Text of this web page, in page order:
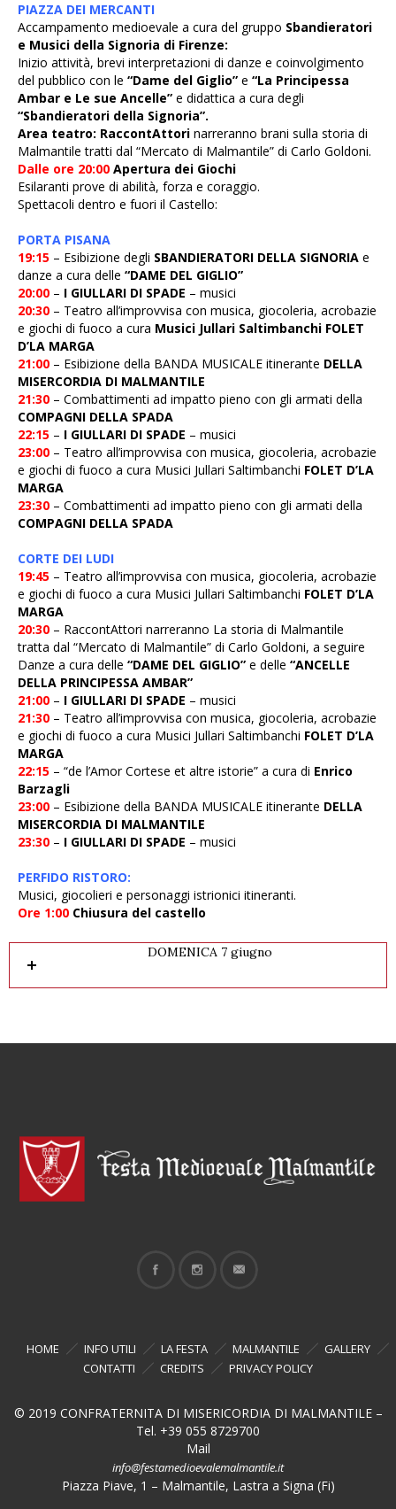
PIAZZA DEI MERCANTI
Accampamento medioevale a cura del gruppo Sbandieratori
e Musici della Signoria di Firenze:
Inizio attività, brevi interpretazioni di danze e coinvolgimento
del pubblico con le “Dame del Giglio” e “La Principessa
Ambar e Le sue Ancelle” e didattica a cura degli
“Sbandieratori della Signoria”.
Area teatro: RaccontAttori narreranno brani sulla storia di
Malmantile tratti dal “Mercato di Malmantile” di Carlo Goldoni.
Dalle ore 20:00 Apertura dei Giochi
Esilaranti prove di abilità, forza e coraggio.
Spettacoli dentro e fuori il Castello:
PORTA PISANA
19:15 – Esibizione degli SBANDIERATORI DELLA SIGNORIA e
danze a cura delle “DAME DEL GIGLIO”
20:00 – I GIULLARI DI SPADE – musici
20:30 – Teatro all’improvvisa con musica, giocoleria, acrobazie
e giochi di fuoco a cura Musici Jullari Saltimbanchi FOLET
D’LA MARGA
21:00 – Esibizione della BANDA MUSICALE itinerante DELLA
MISERCORDIA DI MALMANTILE
21:30 – Combattimenti ad impatto pieno con gli armati della
COMPAGNI DELLA SPADA
22:15 – I GIULLARI DI SPADE – musici
23:00 – Teatro all’improvvisa con musica, giocoleria, acrobazie
e giochi di fuoco a cura Musici Jullari Saltimbanchi FOLET D’LA
MARGA
23:30 – Combattimenti ad impatto pieno con gli armati della
COMPAGNI DELLA SPADA
CORTE DEI LUDI
19:45 – Teatro all’improvvisa con musica, giocoleria, acrobazie
e giochi di fuoco a cura Musici Jullari Saltimbanchi FOLET D’LA
MARGA
20:30 – RaccontAttori narreranno La storia di Malmantile
tratta dal “Mercato di Malmantile” di Carlo Goldoni, a seguire
Danze a cura delle “DAME DEL GIGLIO” e delle “ANCELLE
DELLA PRINCIPESSA AMBAR”
21:00 – I GIULLARI DI SPADE – musici
21:30 – Teatro all’improvvisa con musica, giocoleria, acrobazie
e giochi di fuoco a cura Musici Jullari Saltimbanchi FOLET D’LA
MARGA
22:15 – “de l’Amor Cortese et altre istorie” a cura di Enrico
Barzagli
23:00 – Esibizione della BANDA MUSICALE itinerante DELLA
MISERCORDIA DI MALMANTILE
23:30 – I GIULLARI DI SPADE – musici
PERFIDO RISTORO:
Musici, giocolieri e personaggi istrionici itineranti.
Ore 1:00 Chiusura del castello
DOMENICA 7 giugno
HOME INFO UTILI LA FESTA MALMANTILE
GALLERY
CONTATTI
CREDITS PRIVACY POLICY
© 2019 CONFRATERNITA DI MISERICORDIA DI MALMANTILE –
Tel. +39 055 8729700
Mail
info@festamedioevalemalmantile.it
Piazza Piave, 1 – Malmantile, Lastra a Signa (Fi)